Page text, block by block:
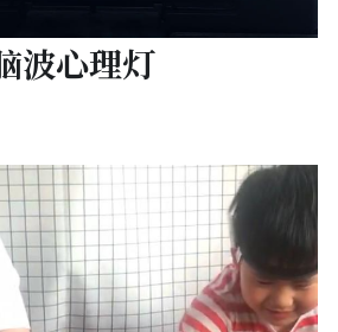
波心理灯